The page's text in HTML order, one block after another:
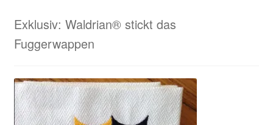
Exklusiv: Waldrian® stickt das
Fuggerwappen